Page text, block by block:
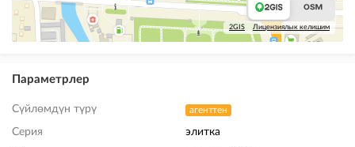
2GIS Лицензиялык келишим
Параметрлер
Сүйлөмдүн түрү агенттен
Серия элитка